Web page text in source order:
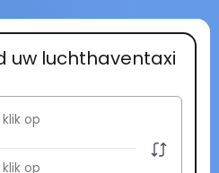
uw luchthaventaxi